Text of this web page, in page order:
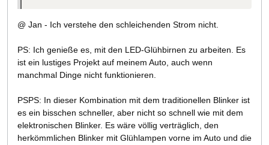
@ Jan - Ich verstehe den schleichenden Strom nicht.
PS: Ich genieße es, mit den LED-Glühbirnen zu arbeiten. Es
ist ein lustiges Projekt auf meinem Auto, auch wenn
manchmal Dinge nicht funktionieren.
PSPS: In dieser Kombination mit dem traditionellen Blinker ist
es ein bisschen schneller, aber nicht so schnell wie mit dem
elektronischen Blinker. Es wäre völlig verträglich, den
herkömmlichen Blinker mit Glühlampen vorne im Auto und die